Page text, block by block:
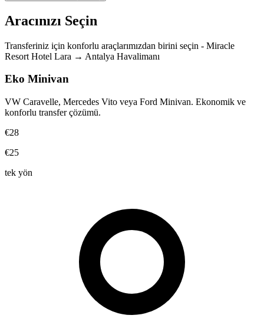
Aracınızı Seçin
Transferiniz için konforlu araçlarımızdan birini seçin - Miracle
Resort Hotel Lara → Antalya Havalimanı
Eko Minivan
VW Caravelle, Mercedes Vito veya Ford Minivan. Ekonomik ve
konforlu transfer çözümü.
€28
€25
tek yön